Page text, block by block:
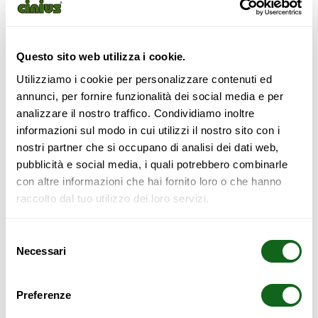
Questo sito web utilizza i cookie.
Utilizziamo i cookie per personalizzare contenuti ed
annunci, per fornire funzionalità dei social media e per
analizzare il nostro traffico. Condividiamo inoltre
informazioni sul modo in cui utilizzi il nostro sito con i
nostri partner che si occupano di analisi dei dati web,
pubblicità e social media, i quali potrebbero combinarle
con altre informazioni che hai fornito loro o che hanno
raccolto dal tuo utilizzo dei loro servizi.
delNecessari
Preferenze
188,00€
Voulez-vous acheter ce produit?
Vérifiez la disponibilité en remplissant leformulaire de
contact..
Configurer
SAFETY WARNING